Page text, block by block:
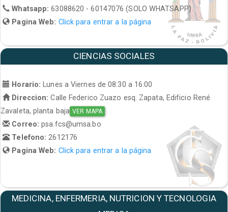
Whatsapp:63088620 - 60147076 (SOLO WHATSAPP)
Pagina Web: Click para entrar a la página
CIENCIAS SOCIALES
Horario:
Lunes a Viernes de 08:30 a 16:00
Direccion: Calle Federico Zuazo esq. Zapata, Edificio René
Zavaleta, planta baja VER MAPA
Correo:psa.fcs@umsa.bo
Telefono: 2612176
Pagina Web: Click para entrar a la página
MEDICINA, ENFERMERIA, NUTRICION Y TECNOLOGIA